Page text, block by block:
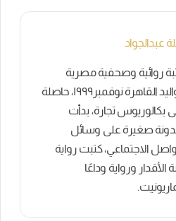
عبدالجواد
روائية وصحفية مصرية
مواليد القاهرة نوفمبر١٩٩٩، حاصلة
بكالوريوس تجارة، بدأت
صغيرة على وسائل
الاجتماعي، كتبت رواية
الأقدار ورواية وداعًا